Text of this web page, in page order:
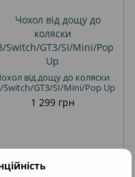
від дощу до коляски
Switch/GT3/SI/Mini/Pop Up
1 299 грн